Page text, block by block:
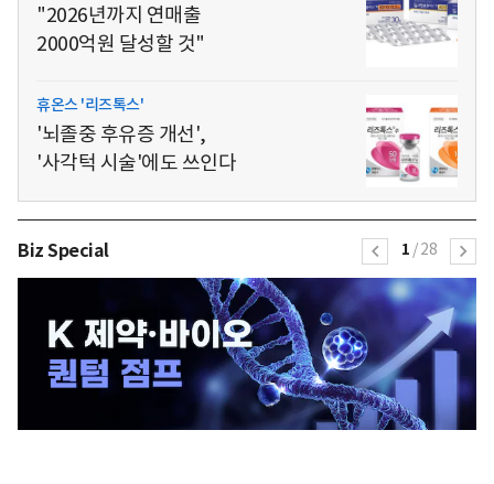
"2026년까지 연매출
2000억원 달성할 것"
휴온스 '리즈톡스'
'뇌졸중 후유증 개선',
'사각턱 시술'에도 쓰인다
Biz Special 1 /28